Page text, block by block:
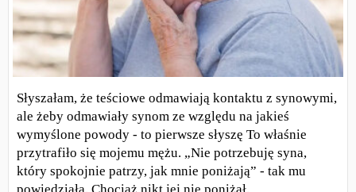
Słyszałam, że teściowe odmawiają kontaktu z synowymi,
ale żeby odmawiały synom ze względu na jakieś
wymyślone powody - to pierwsze słyszę To właśnie
przytrafiło się mojemu mężu. „Nie potrzebuję syna,
który spokojnie patrzy, jak mnie poniżają” - tak mu